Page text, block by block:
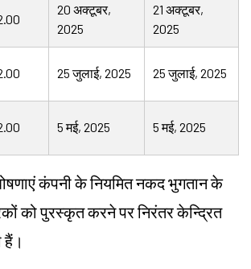
20 अक्टूबर,
2025
21 अक्टूबर,
2025
25 जुलाई, 2025 25 जुलाई, 2025
5 मई, 2025 5 मई, 2025
कंपनी के नियमित नकद भुगतान के
को पुरस्कृत करने पर निरंतर केन्द्रित
हैं।